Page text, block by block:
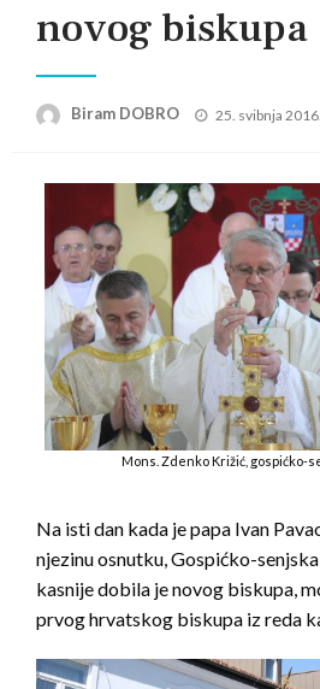
novog biskupa
Biram DOBRO
Posted
25. svibnja 2016.
Mons. Zdenko Križić, gospićko-
Na isti dan kada je papa Ivan
njezinu osnutku, Gospićko-
kasnije dobila je novog biskupa,
prvog hrvatskog biskupa iz reda